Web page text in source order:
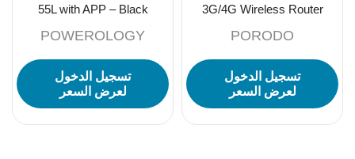
3G/4G Wireless Router
PORODO
تسجيل الدخول
لعرض السعر
55L with APP – Black
POWEROLOGY
تسجيل الدخول
لعرض السعر